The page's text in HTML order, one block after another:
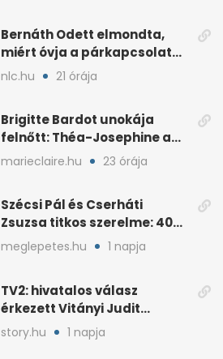
Bernáth Odett elmondta,
miért óvja a párkapcsolatát
a nyilvánosságtól
nlc.hu 21 órája
Brigitte Bardot unokája
felnőtt: Théa-Josephine a
nagymamájára hasonlít
marieclaire.hu 23 órája
Szécsi Pál és Cserháti
Zsuzsa titkos szerelme: 40
év után derült ki
meglepetes.hu 1 napja
TV2: hivatalos válasz
érkezett Vitányi Judit
további szerepéről
story.hu 1 napja